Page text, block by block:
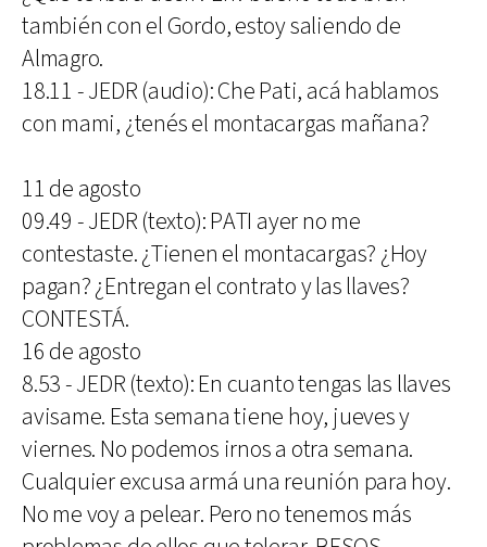
también con el Gordo, estoy saliendo de
Almagro.
18.11 - JEDR (audio): Che Pati, acá hablamos
con mami, ¿tenés el montacargas mañana?
11 de agosto
09.49 - JEDR (texto): PATI ayer no me
contestaste. ¿Tienen el montacargas? ¿Hoy
pagan? ¿Entregan el contrato y las llaves?
CONTESTÁ.
16 de agosto
8.53 - JEDR (texto): En cuanto tengas las llaves
avisame. Esta semana tiene hoy, jueves y
viernes. No podemos irnos a otra semana.
Cualquier excusa armá una reunión para hoy.
No me voy a pelear. Pero no tenemos más